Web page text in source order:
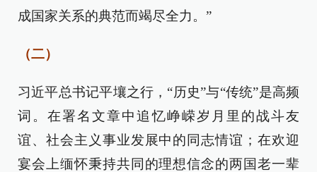
成国家关系的典范而竭尽全力。”
（二）
习近平总书记平壤之行，“历史”与“传统”是高频
词。在署名文章中追忆峥嵘岁月里的战斗友
谊、社会主义事业发展中的同志情谊；在欢迎
宴会上缅怀秉持共同的理想信念的两国老一辈